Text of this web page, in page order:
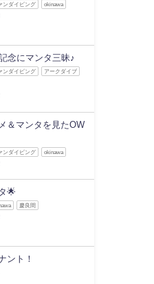
ンダイビング okinawa
念にマンタ三昧♪
ンダイビング アークダイブ
＆マンタを見たOW
ンダイビング okinawa
🌟
慶良間
ント！